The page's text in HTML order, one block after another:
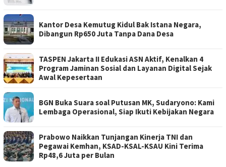
Kantor Desa Kemutug Kidul Bak Istana Negara,
Dibangun Rp650 Juta Tanpa Dana Desa
TASPEN Jakarta II Edukasi ASN Aktif, Kenalkan 4
Program Jaminan Sosial dan Layanan Digital Sejak
Awal Kepesertaan
BGN Buka Suara soal Putusan MK, Sudaryono: Kami
Lembaga Operasional, Siap Ikuti Kebijakan Negara
Prabowo Naikkan Tunjangan Kinerja TNI dan
Pegawai Kemhan, KSAD-KSAL-KSAU Kini Terima
Rp48,6 Juta per Bulan